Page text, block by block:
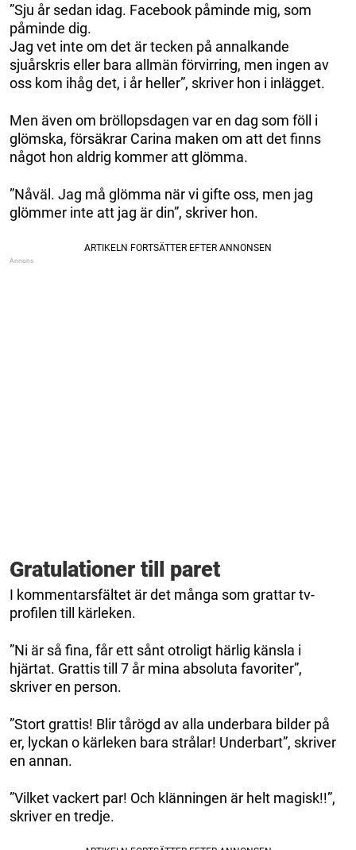
”Sju år sedan idag. Facebook påminde mig, som
påminde dig.
Jag vet inte om det är tecken på annalkande
sjuårskris eller bara allmän förvirring, men ingen av
oss kom ihåg det, i år heller”, skriver hon i inlägget.
Men även om bröllopsdagen var en dag som föll i
glömska, försäkrar Carina maken om att det finns
något hon aldrig kommer att glömma.
”Nåväl. Jag må glömma när vi gifte oss, men jag
glömmer inte att jag är din”, skriver hon.
Gratulationer till paret
I kommentarsfältet är det många som grattar tv-
profilen till kärleken.
”Ni är så fina, får ett sånt otroligt härlig känsla i
hjärtat. Grattis till 7 år mina absoluta favoriter”,
skriver en person.
”Stort grattis! Blir tårögd av alla underbara bilder på
er, lyckan o kärleken bara strålar! Underbart”, skriver
en annan.
”Vilket vackert par! Och klänningen är helt magisk!!”,
skriver en tredje.